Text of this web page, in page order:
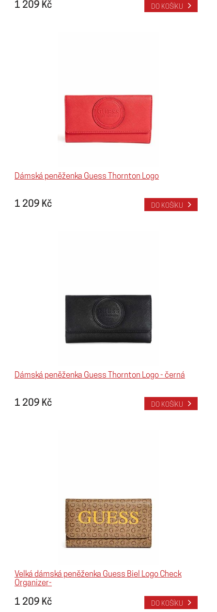
1 209 Kč DO KOŠÍKU
Dámská peněženka Guess Thornton Logo
1 209 Kč DO KOŠÍKU
Dámská peněženka Guess Thornton Logo - černá
1 209 Kč DO KOŠÍKU
Velká dámská peněženka Guess Biel Logo Check
Organizer-
1 209 Kč DO KOŠÍKU